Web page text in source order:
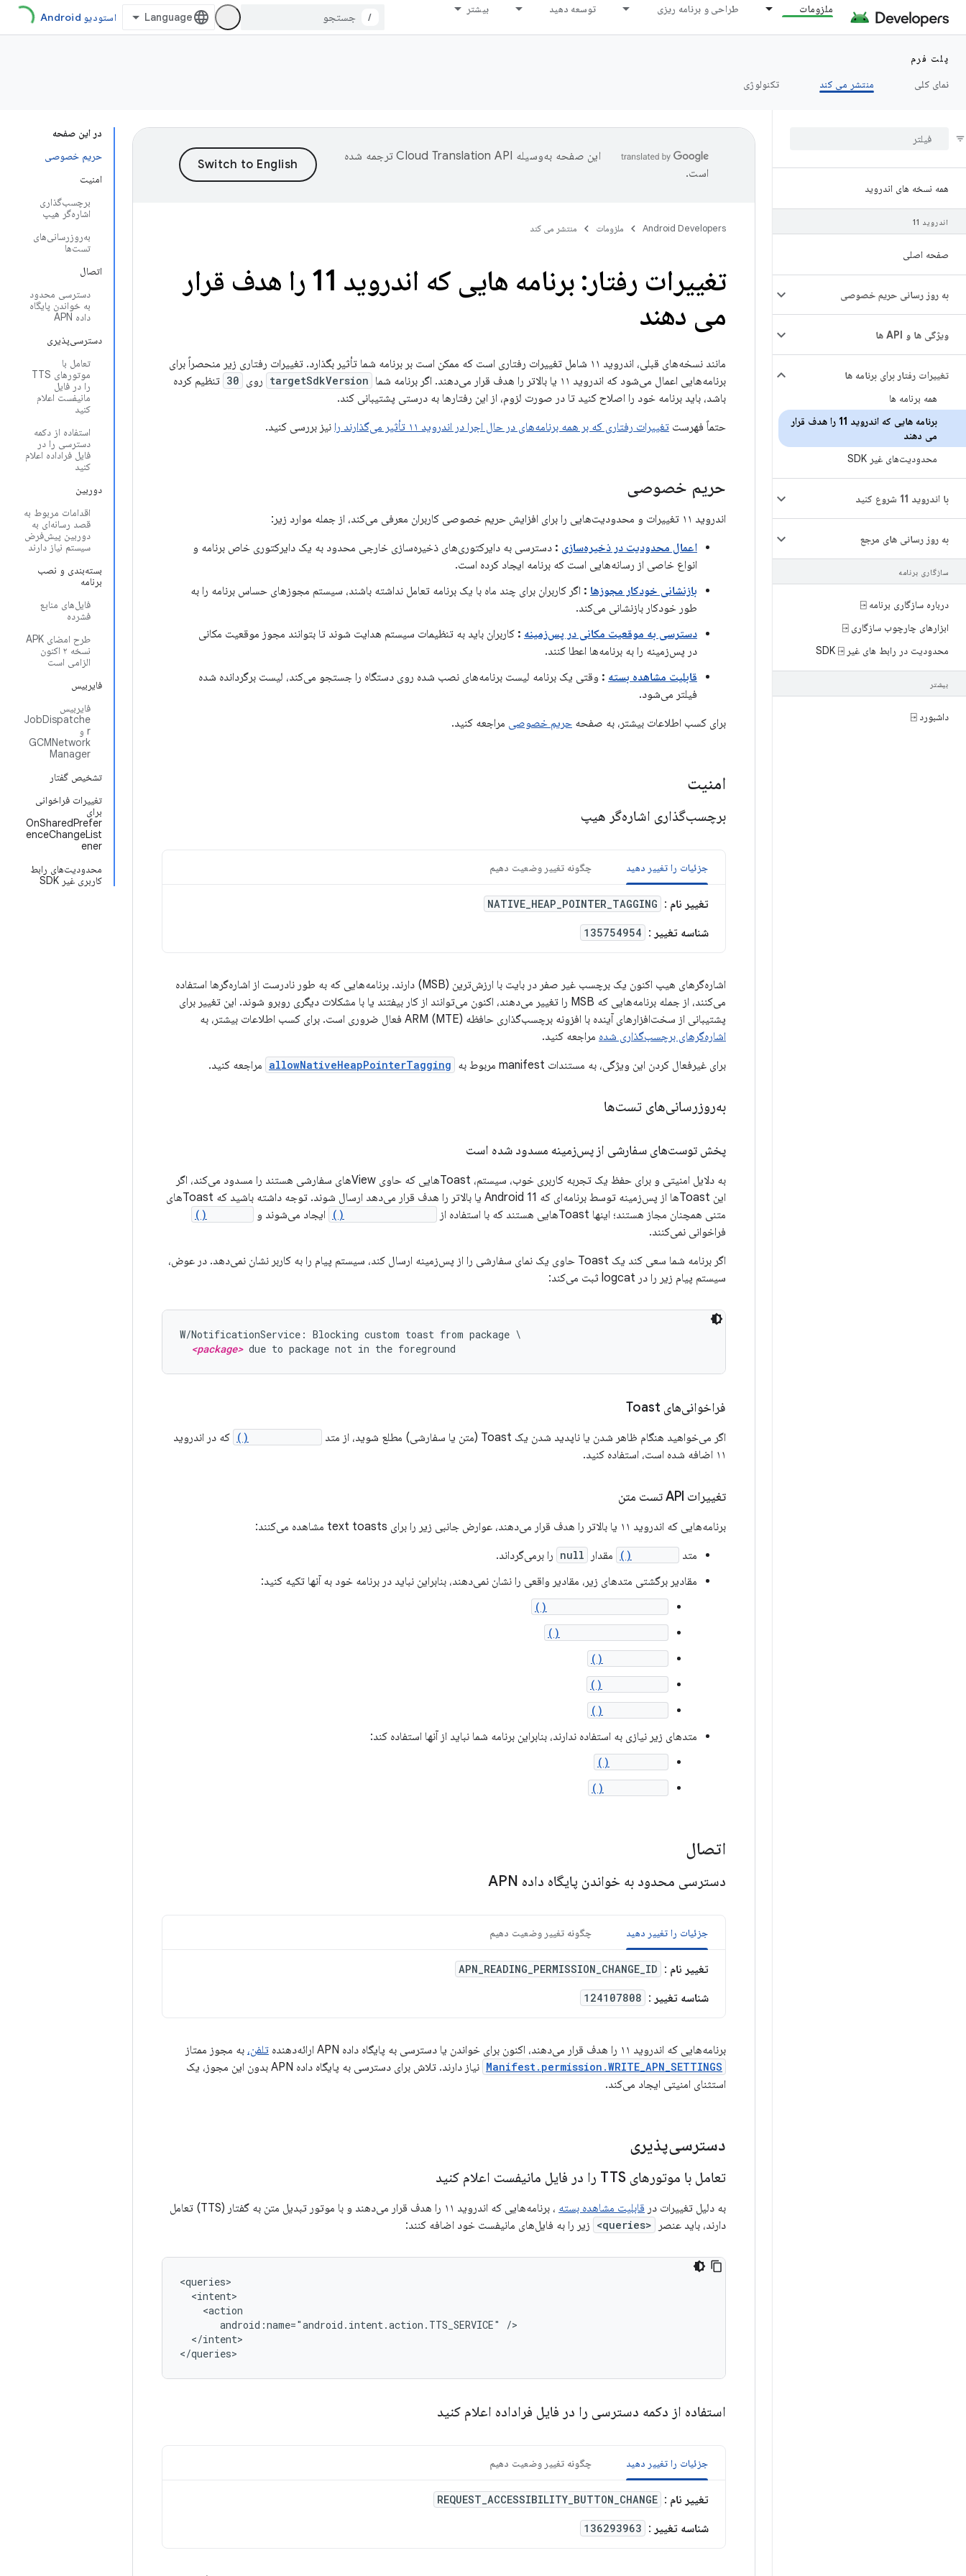
ملزومات طراحی و برنامه ریزی توسعه دهید بیشتر
/ استودیو Android
پلت فرم
نمای کلی
منتشر می کند تکنولوژی
همه نسخه های اندروید
اندروید 11
صفحه اصلی
به روز رسانی حریم خصوصی
ویژگی ها و API ها
تغییرات رفتار برای برنامه ها
همه برنامه ها
برنامه هایی که اندروید 11 را هدف قرار
می دهند
محدودیت‌های غیر SDK
با اندروید 11 شروع کنید
به روز رسانی های مرجع
سازگاری برنامه
درباره سازگاری برنامه ⍈
ابزارهای چارچوب سازگاری ⍈
محدودیت در رابط های غیر SDK ⍈
بیشتر
داشبورد ⍈
در این صفحه
حریم خصوصی
امنیت
برچسب‌گذاری
اشاره‌گر هیپ
به‌روزرسانی‌های
تست‌ها
اتصال
دسترسی محدود
به خواندن پایگاه
داده APN
دسترسی‌پذیری
تعامل با
موتورهای TTS
را در فایل
مانیفست اعلام
کنید
استفاده از دکمه
دسترسی را در
فایل فراداده اعلام
کنید
دوربین
اقدامات مربوط به
قصد رسانه‌ای به
دوربین پیش‌فرض
سیستم نیاز دارند
بسته‌بندی و نصب
برنامه
فایل‌های منابع
فشرده
طرح امضای APK
نسخه ۲ اکنون
الزامی است
فایربیس
فایربیس
JobDispatche
r و
GCMNetwork
Manager
تشخیص گفتار
تغییرات فراخوانی
برای
OnSharedPrefer
enceChangeList
ener
محدودیت‌های رابط
کاربری غیر SDK
این صفحه به‌وسیله
ترجمه شده
است.
Android Developers ملزومات منتشر می کند
تغییرات رفتار: برنامه هایی که اندروید 11 را هدف قرار
می دهند
مانند نسخه‌های قبلی، اندروید ۱۱ شامل تغییرات رفتاری است که ممکن است بر برنامه شما تأثیر بگذارد. تغییرات رفتاری زیر منحصراً برای
برنامه‌هایی اعمال می‌شود که اندروید ۱۱ یا بالاتر را هدف قرار می‌دهند. اگر برنامه شما
targetSdkVersion روی 30 تنظیم کرده
باشد، باید برنامه خود را اصلاح کنید تا در صورت لزوم، از این رفتارها به درستی پشتیبانی کند.
حتماً فهرست تغییرات رفتاری که بر همه برنامه‌های در حال اجرا در اندروید ۱۱ تأثیر می‌گذارند را نیز بررسی کنید.
حریم خصوصی
اندروید ۱۱ تغییرات و محدودیت‌هایی را برای افزایش حریم خصوصی کاربران معرفی می‌کند، از جمله موارد زیر:
اعمال محدودیت در ذخیره‌سازی : دسترسی به دایرکتوری‌های ذخیره‌سازی خارجی محدود به یک دایرکتوری خاص برنامه و
انواع خاصی از رسانه‌هایی است که برنامه ایجاد کرده است.
بازنشانی خودکار مجوزها : اگر کاربران برای چند ماه با یک برنامه تعامل نداشته باشند، سیستم مجوزهای حساس برنامه را به
طور خودکار بازنشانی می‌کند.
دسترسی به موقعیت مکانی در پس‌زمینه : کاربران باید به تنظیمات سیستم هدایت شوند تا بتوانند مجوز موقعیت مکانی
در پس‌زمینه را به برنامه‌ها اعطا کنند.
قابلیت مشاهده بسته : وقتی یک برنامه لیست برنامه‌های نصب شده روی دستگاه را جستجو می‌کند، لیست برگردانده شده
فیلتر می‌شود.
برای کسب اطلاعات بیشتر، به صفحه حریم خصوصی مراجعه کنید.
امنیت
برچسب‌گذاری اشاره‌گر هیپ
جزئیات را تغییر دهید چگونه تغییر وضعیت دهیم
تغییر نام :
NATIVE_HEAP_POINTER_TAGGING
شناسه تغییر :
135754954
اشاره‌گرهای هیپ اکنون یک برچسب غیر صفر در بایت با ارزش‌ترین (MSB) دارند. برنامه‌هایی که به طور نادرست از اشاره‌گرها استفاده
می‌کنند، از جمله برنامه‌هایی که MSB را تغییر می‌دهند، اکنون می‌توانند از کار بیفتند یا با مشکلات دیگری روبرو شوند. این تغییر برای
پشتیبانی از سخت‌افزارهای آینده با افزونه برچسب‌گذاری حافظه ARM (MTE) فعال ضروری است. برای کسب اطلاعات بیشتر، به
اشاره‌گرهای برچسب‌گذاری شده مراجعه کنید.
برای غیرفعال کردن این ویژگی، به مستندات manifest مربوط به
allowNativeHeapPointerTagging مراجعه کنید.
به‌روزرسانی‌های تست‌ها
پخش توست‌های سفارشی از پس‌زمینه مسدود شده است
به دلایل امنیتی و برای حفظ یک تجربه کاربری خوب، سیستم، Toastهایی که حاوی Viewهای سفارشی هستند را مسدود می‌کند، اگر
این Toastها از پس‌زمینه توسط برنامه‌ای که Android 11 یا بالاتر را هدف قرار می‌دهد ارسال شوند. توجه داشته باشید که Toastهای
متنی همچنان مجاز هستند؛ اینها Toastهایی هستند که با استفاده از
ایجاد می‌شوند و
فراخوانی نمی‌کنند.
اگر برنامه شما سعی کند یک Toast حاوی یک نمای سفارشی را از پس‌زمینه ارسال کند، سیستم پیام را به کاربر نشان نمی‌دهد. در عوض،
سیستم پیام زیر را در logcat ثبت می‌کند:
W/NotificationService: Blocking custom toast from package \
<package> due to package not in the foreground
فراخوانی‌های Toast
اگر می‌خواهید هنگام ظاهر شدن یا ناپدید شدن یک Toast (متن یا سفارشی) مطلع شوید، از متد
که در اندروید
۱۱ اضافه شده است، استفاده کنید.
تغییرات API تست متن
برنامه‌هایی که اندروید ۱۱ یا بالاتر را هدف قرار می‌دهند، عوارض جانبی زیر را برای text toasts مشاهده می‌کنند:
متد
مقدار null را برمی‌گرداند.
مقادیر برگشتی متدهای زیر، مقادیر واقعی را نشان نمی‌دهند، بنابراین نباید در برنامه خود به آنها تکیه کنید:
متدهای زیر نیازی به استفاده ندارند، بنابراین برنامه شما نباید از آنها استفاده کند:
اتصال
دسترسی محدود به خواندن پایگاه داده APN
جزئیات را تغییر دهید چگونه تغییر وضعیت دهیم
تغییر نام :
APN_READING_PERMISSION_CHANGE_ID
شناسه تغییر :
124107808
برنامه‌هایی که اندروید ۱۱ را هدف قرار می‌دهند، اکنون برای خواندن یا دسترسی به پایگاه داده APN ارائه‌دهنده تلفن، به مجوز ممتاز
Manifest.permission.WRITE_APN_SETTINGS
نیاز دارند. تلاش برای دسترسی به پایگاه داده APN بدون این مجوز، یک
استثنای امنیتی ایجاد می‌کند.
دسترسی‌پذیری
تعامل با موتورهای TTS را در فایل مانیفست اعلام کنید
به دلیل تغییرات در قابلیت مشاهده بسته
، برنامه‌هایی که اندروید ۱۱ را هدف قرار می‌دهند و با موتور تبدیل متن به گفتار (TTS) تعامل
دارند، باید عنصر
<queries> زیر را به فایل‌های مانیفست خود اضافه کنند:
android:name="android.intent.action.TTS_SERVICE"
</intent>
</queries>
استفاده از دکمه دسترسی را در فایل فراداده اعلام کنید
جزئیات را تغییر دهید چگونه تغییر وضعیت دهیم
تغییر نام :
REQUEST_ACCESSIBILITY_BUTTON_CHANGE
شناسه تغییر :
136293963